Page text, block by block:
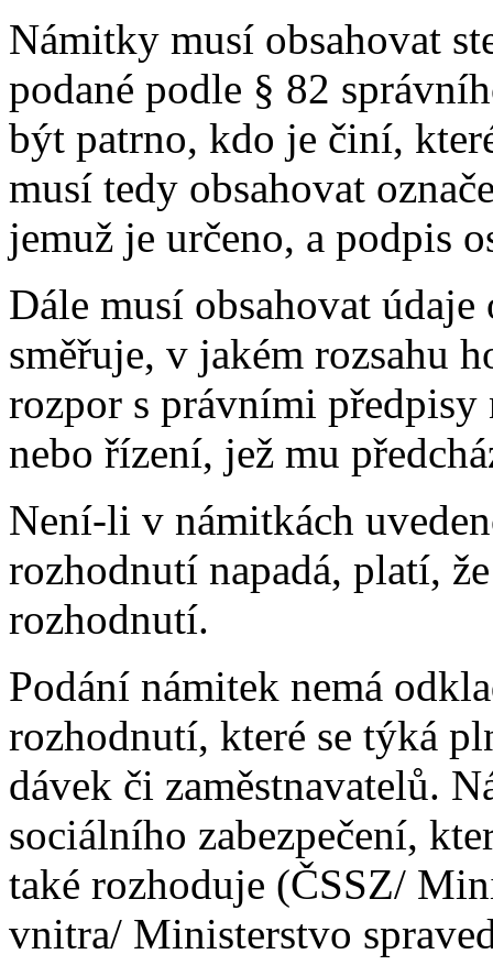
Námitky musí obsahovat
podané podle § 82
být patrno, kdo je činí,
musí tedy obsahovat
jemuž je určeno, a podpis
Dále musí obsahovat
směřuje, v jakém rozsahu
rozpor s právními předpisy
nebo řízení, jež mu
Není-li v námitkách
rozhodnutí napadá, platí,
rozhodnutí.
Podání námitek nemá
rozhodnutí, které se týká
dávek či zaměstnavatelů.
sociálního zabezpečení,
také rozhoduje (ČSSZ/
vnitra/ Ministerstvo